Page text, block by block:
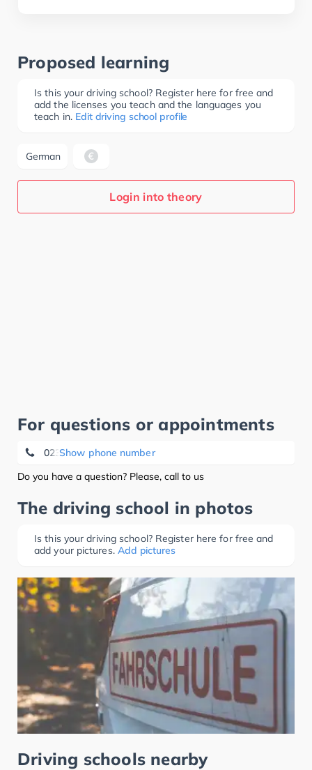
Proposed learning
Is this your driving school? Register here for free and
add the licenses you teach and the languages you
teach in. Edit driving school profile
German
Login into theory
For questions or appointments
Show phone number
02374 176873
Do you have a question? Please, call to us
The driving school in photos
Is this your driving school? Register here for free and
add your pictures. Add pictures
Driving schools nearby